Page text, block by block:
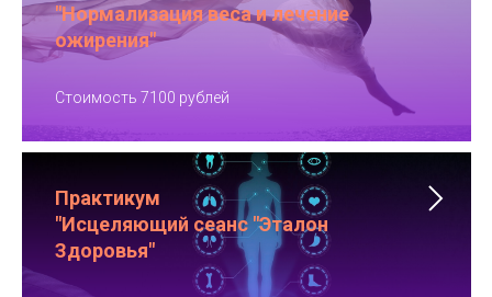
"Нормализация веса и лечение
ожирения"
Стоимость 7100 рублей
Практикум
"Исцеляющий сеанс "Эталон
Здоровья"